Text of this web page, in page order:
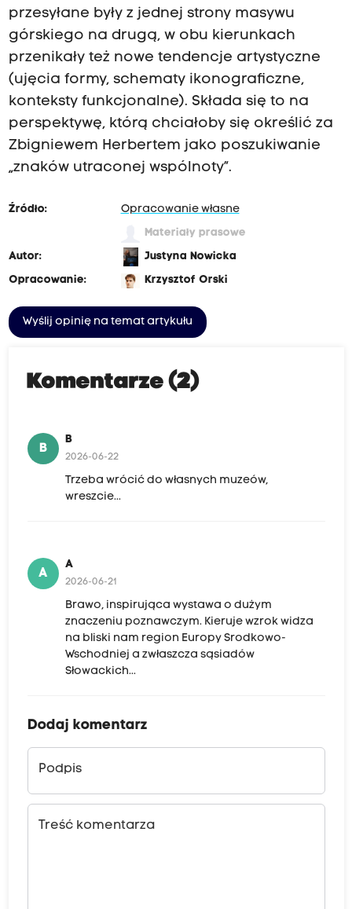
przesyłane były z jednej strony masywu
górskiego na drugą, w obu kierunkach
przenikały też nowe tendencje artystyczne
(ujęcia formy, schematy ikonograficzne,
konteksty funkcjonalne). Składa się to na
perspektywę, którą chciałoby się określić za
Zbigniewem Herbertem jako poszukiwanie
„znaków utraconej wspólnoty”.
Źródło:
Opracowanie własne
Materiały prasowe
Autor:
Justyna Nowicka
Opracowanie:
Krzysztof Orski
Wyślij opinię na temat artykułu
Komentarze (2)
B
B
2026-06-22
Trzeba wrócić do własnych muzeów,
wreszcie...
A
A
2026-06-21
Brawo, inspirująca wystawa o dużym
znaczeniu poznawczym. Kieruje wzrok widza
na bliski nam region Europy Srodkowo-
Wschodniej a zwłaszcza sąsiadów
Słowackich...
Dodaj komentarz
Podpis
Treść komentarza